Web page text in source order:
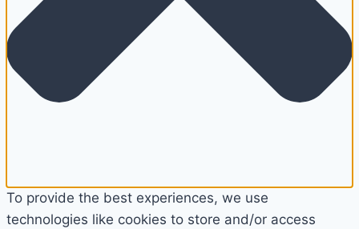
To provide the best experiences, we use
technologies like cookies to store and/or access